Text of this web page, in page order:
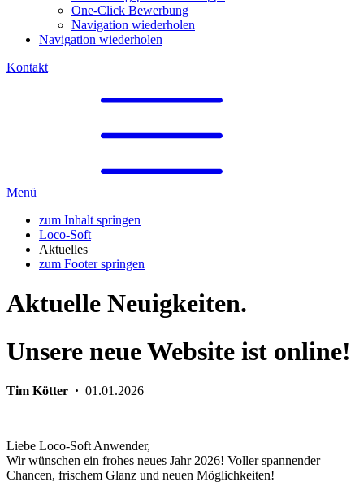
One-Click Bewerbung
Navigation wiederholen
Navigation wiederholen
Kontakt
Menü
zum Inhalt springen
Loco-Soft
Aktuelles
zum Footer springen
Aktuelle Neuigkeiten.
Unsere neue Website ist online!
Tim Kötter · 01.01.2026
Liebe Loco-Soft Anwender,
Wir wünschen ein frohes neues Jahr 2026! Voller spannender
Chancen, frischem Glanz und neuen Möglichkeiten!